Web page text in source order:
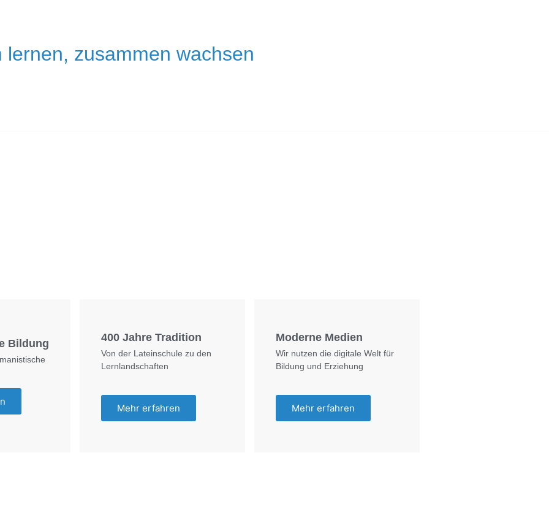
lernen, zusammen wachsen
Bildung
400 Jahre Tradition
Von der Lateinschule zu den
Lernlandschaften
Mehr erfahren
Moderne Medien
Wir nutzen die digitale Welt für
Bildung und Erziehung
Mehr erfahren